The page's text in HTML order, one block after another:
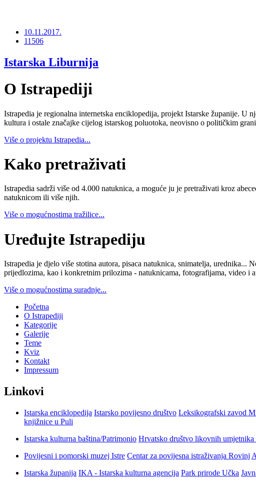
10.11.2017.
11506
Istarska Liburnija
O Istrapediji
Istrapedia je regionalna internetska enciklopedija, projekt Istarske županije. U
kultura i ostale značajke cijelog istarskog poluotoka, neovisno o političkim
Više o projektu Istrapedia...
Kako pretraživati
Istrapedia sadrži više od 4.000 natuknica, a moguće ju je pretraživati kroz
natuknicom ili više njih.
Više o mogućnostima tražilice...
Uređujte Istrapediju
Istrapedia je djelo više stotina autora, pisaca natuknica, snimatelja,
prijedlozima, kao i konkretnim prilozima - natuknicama, fotografijama, video i
Više o mogućnostima suradnje...
Početna
O Istrapediji
Kategorije
Galerije
Teme
Kviz
Kontakt
Impressum
Linkovi
Istarska enciklopedija Istarsko povijesno društvo Leksikografski zavod
knjižnice u Puli
Istarska kulturna baština/Patrimonio Hrvatsko društvo likovnih umjetnika
Povijesni i pomorski muzej Istre Centar za povijesna istraživanja Rovinj
Istarska županija IKA - Istarska kulturna agencija Park prirode Učka